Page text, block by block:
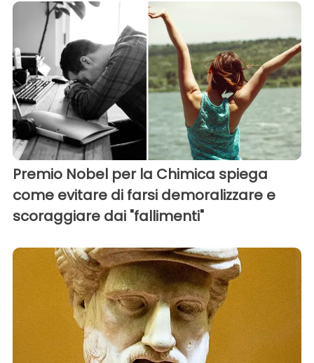
Premio Nobel per la Chimica spiega
come evitare di farsi demoralizzare e
scoraggiare dai "fallimenti"